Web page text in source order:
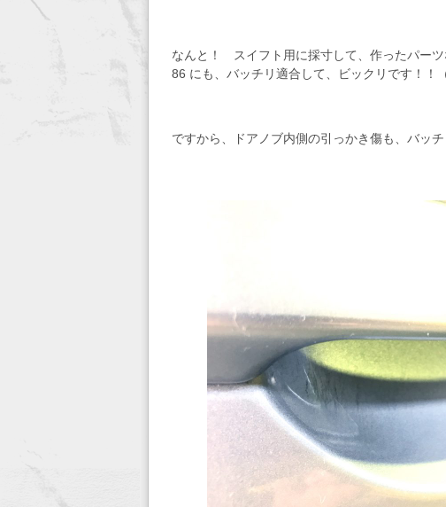
なんと！ スイフト用に採寸して、作ったパーツ
86 にも、バッチリ適合して、ビックリです！！（
ですから、ドアノブ内側の引っかき傷も、バッチ